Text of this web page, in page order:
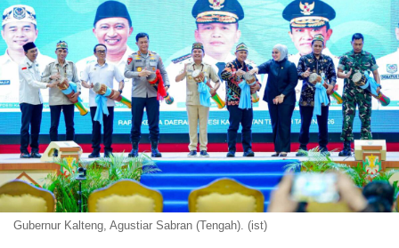
Gubernur Kalteng, Agustiar Sabran (Tengah). (ist)